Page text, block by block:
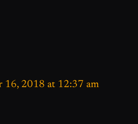
16, 2018 at 12:37 am